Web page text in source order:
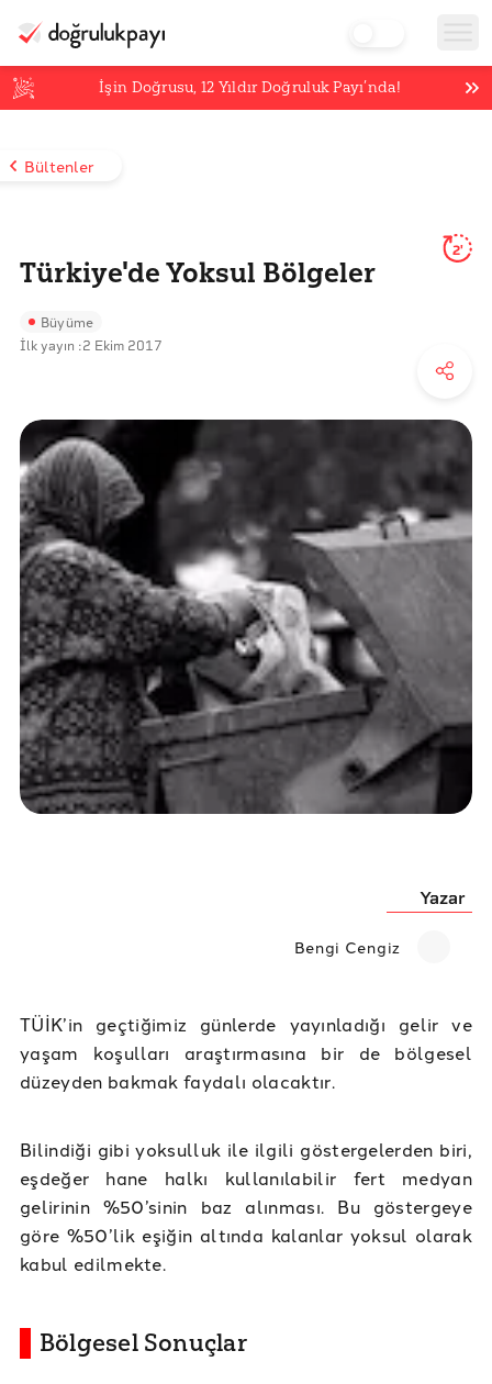
İşin Doğrusu,12 Yıldır Doğruluk Payı’nda!
Bültenler
Türkiye'de Yoksul Bölgeler
2'
Büyüme
İlk yayın :2 Ekim 2017
Yazar
Bengi Cengiz
TÜİK’in geçtiğimiz günlerde yayınladığı gelir ve
yaşam koşulları araştırmasına bir de bölgesel
düzeyden bakmak faydalı olacaktır.
Bilindiği gibi yoksulluk ile ilgili göstergelerden biri,
eşdeğer hane halkı kullanılabilir fert medyan
gelirinin %50’sinin baz alınması. Bu göstergeye
göre %50’lik eşiğin altında kalanlar yoksul olarak
kabul edilmekte.
Bölgesel Sonuçlar